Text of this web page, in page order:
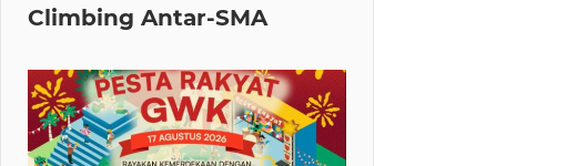
Climbing Antar-SMA